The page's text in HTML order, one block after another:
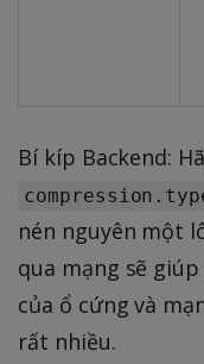
Bí kíp Backend:
nén nguyên một
qua mạng sẽ
của ổ cứng và
rất nhiều.